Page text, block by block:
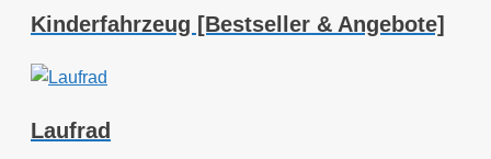
Kinderfahrzeug [Bestseller & Angebote]
Laufrad